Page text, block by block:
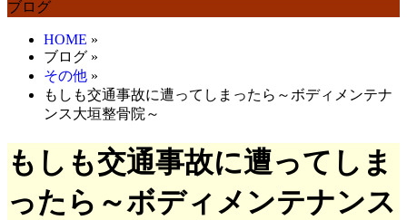
ブログ
HOME »
ブログ »
その他 »
もしも交通事故に遭ってしまったら～ボディメンテナ
ンス大垣整骨院～
もしも交通事故に遭ってしま
ったら～ボディメンテナンス